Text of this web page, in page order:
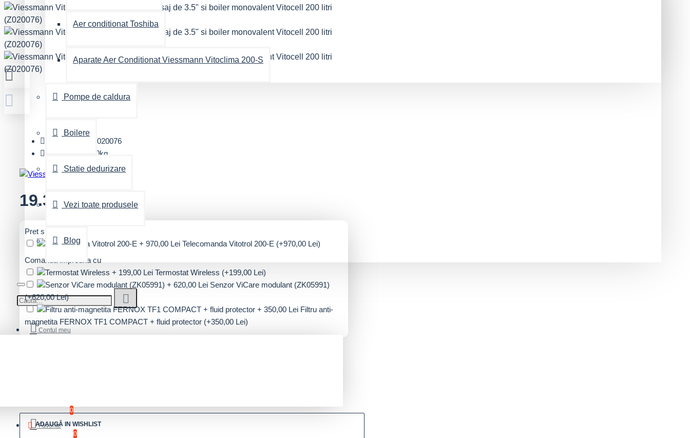
Aer conditionat Toshiba
Aparate Aer Conditionat Viessmann Vitoclima 200-S
Pompe de caldura
Boilere
Statie dedurizare
Vezi toate produsele
Blog
Contul meu
Favorite
0
0
Z020076
33.00kg
19.360,00 Lei
Pret special
Telecomanda Vitotrol 200-E (+970,00 Lei)
Comanda impreuna cu
Termostat Wireless (+199,00 Lei)
Senzor ViCare modulant (ZK05991)
(+620,00 Lei)
Filtru anti-
magnetita FERNOX TF1 COMPACT + fluid protector (+350,00 Lei)
ADAUGĂ IN WISHLIST